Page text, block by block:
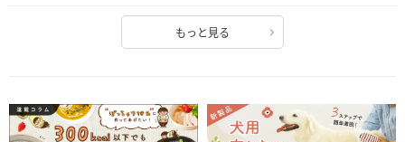
もっと見る